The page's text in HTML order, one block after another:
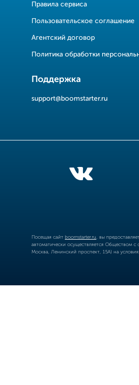
Правила сервиса
Пользовательское соглашение
Агентский договор
Политика обработки
Поддержка
support@boomstarter.ru
Посещая сайт boomstarter.ru , вы
автоматически осуществляется Обществом
Москва, Ленинский проспект, 15А) на